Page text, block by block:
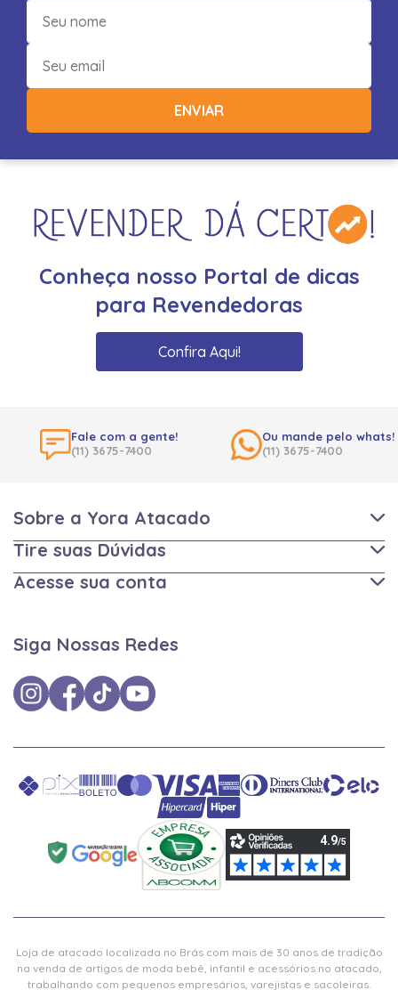
ENVIAR
Conheça nosso Portal de dicas
para Revendedoras
Confira Aqui!
Fale com a gente!
(11) 3675-7400
Ou mande pelo whats!
(11) 3675-7400
Sobre a Yora Atacado
Tire suas Dúvidas
Acesse sua conta
Siga Nossas Redes
Loja de atacado localizada no Brás com mais de 30 anos de tradição
na venda de artigos de moda bebê, infantil e acessórios no atacado,
trabalhando com pequenos empresários, varejistas e sacoleiras.